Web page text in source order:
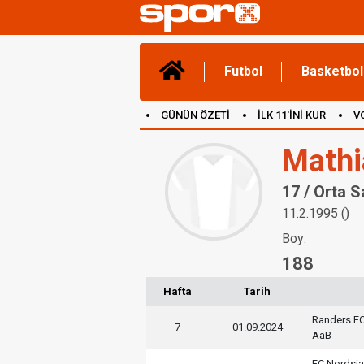
Futbol Basketbol
GÜNÜN ÖZETİ İLK 11'İNİ KUR
17 / Orta
11.2.1995 ()
Boy:
188
Hafta Tarih
7 01.09.2024
Randers
AaB